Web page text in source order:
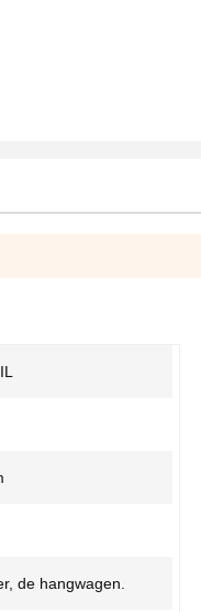
de hangwagen.